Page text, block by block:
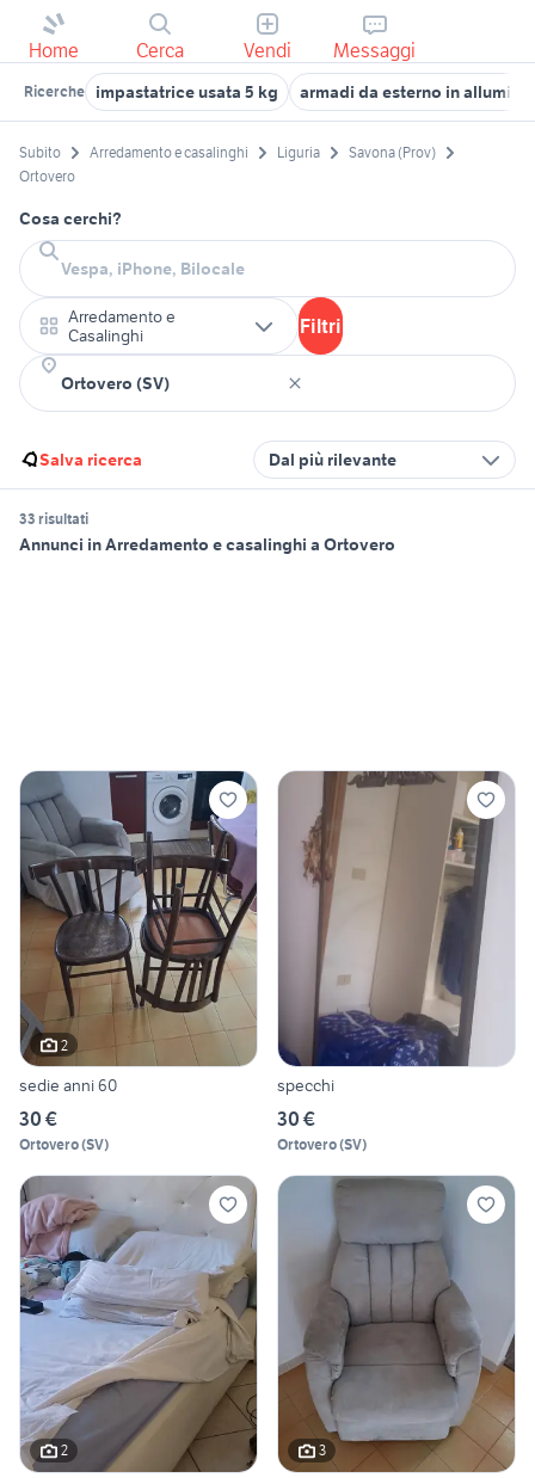
Home Cerca Vendi Messaggi
Ricerche impastatrice usata 5 kg armadi da esterno in alluminio
Subito Arredamento e casalinghi Liguria
Savona (Prov)
Ortovero
Cosa cerchi?
Arredamento e
Casalinghi
Filtri
Salva ricerca Dal più rilevante
33 risultati
Annunci in Arredamento e casalinghi a Ortovero
2
sedie anni 60
30 €
Ortovero(SV)
specchi
30 €
Ortovero(SV)
2 3